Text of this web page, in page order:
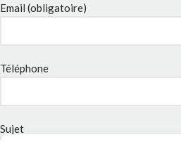
Email (obligatoire)
Téléphone
Sujet